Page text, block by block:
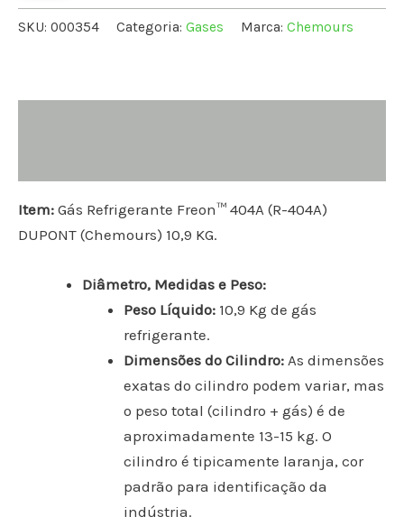
SKU: 000354 Categoria: Gases Marca: Chemours
Item: Gás Refrigerante Freon™ 404A (R-404A)
DUPONT (Chemours) 10,9 KG.
Diâmetro, Medidas e Peso:
Peso Líquido:10,9 Kg de gás
refrigerante.
Dimensões do Cilindro:As dimensões
exatas do cilindro podem variar, mas
o peso total (cilindro + gás) é de
aproximadamente 13-15 kg. O
cilindro é tipicamente laranja, cor
padrão para identificação da
indústria.